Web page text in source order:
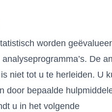
worden
De
niet tot u te herleiden. U
door bepaalde
u in het volgende